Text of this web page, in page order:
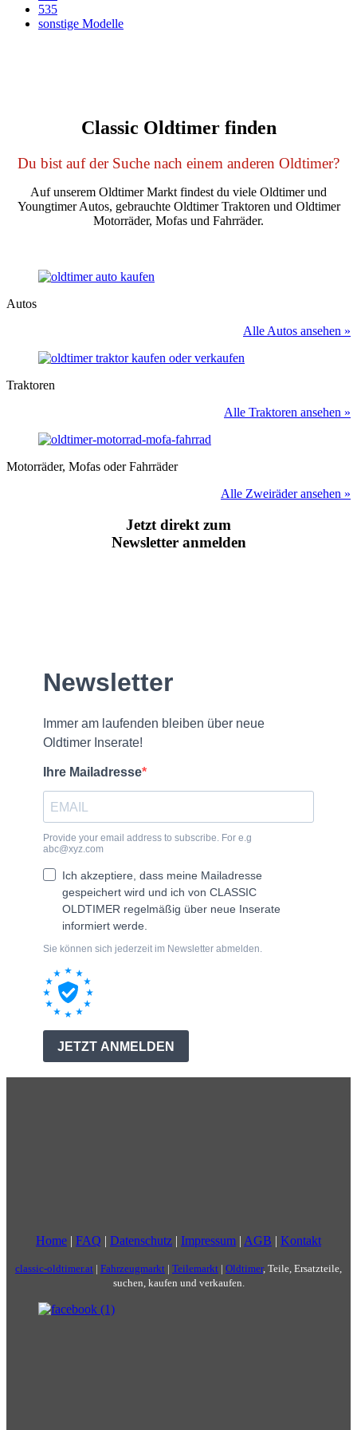
535
sonstige Modelle
Classic Oldtimer finden
Du bist auf der Suche nach einem anderen Oldtimer?
Auf unserem Oldtimer Markt findest du viele Oldtimer und
Youngtimer Autos, gebrauchte Oldtimer Traktoren und Oldtimer
Motorräder, Mofas und Fahrräder.
Autos
Alle Autos ansehen »
Traktoren
Alle Traktoren ansehen »
Motorräder, Mofas oder Fahrräder
Alle Zweiräder ansehen »
Jetzt direkt zum
Newsletter anmelden
Home | FAQ | Datenschutz | Impressum | AGB | Kontakt
classic-oldtimer.at | Fahrzeugmarkt | Teilemarkt | Oldtimer, Teile, Ersatzteile,
suchen, kaufen und verkaufen.